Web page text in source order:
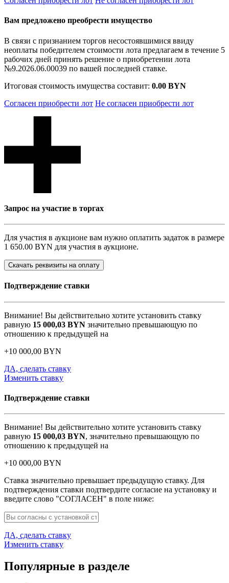
Вам предложено преобрести имущество
В связи с признанием торгов несостоявшимися ввиду
неоплаты победителем стоимости лота предлагаем в течение 5
рабочих дней принять решение о приобретении лота
№9.2026.06.00039 по вашей последней ставке.
Итоговая стоимость имущества составит: 0.00 BYN
Согласен приобрести лот Не согласен приобрести лот
Запрос на участие в торгах
Для участия в аукционе вам нужно оплатить задаток в размере
1 650.00 BYN для участия в аукционе.
Скачать реквизиты на оплату
Подтверждение ставки
Внимание! Вы действительно хотите установить ставку
равную 15 000,03 BYN значительно превышающую по
отношению к предыдущей на
+10 000,00 BYN
ДА, сделать ставку
Изменить ставку
Подтверждение ставки
Внимание! Вы действительно хотите установить ставку
равную 15 000,03 BYN, значительно превышающую по
отношению к предыдущей на
+10 000,00 BYN
Ставка значительно превышает предыдущую ставку. Для
подтверждения ставки подтвердите согласие на установку и
введите слово "СОГЛАСЕН" в поле ниже:
ДА, сделать ставку
Изменить ставку
Популярные в разделе